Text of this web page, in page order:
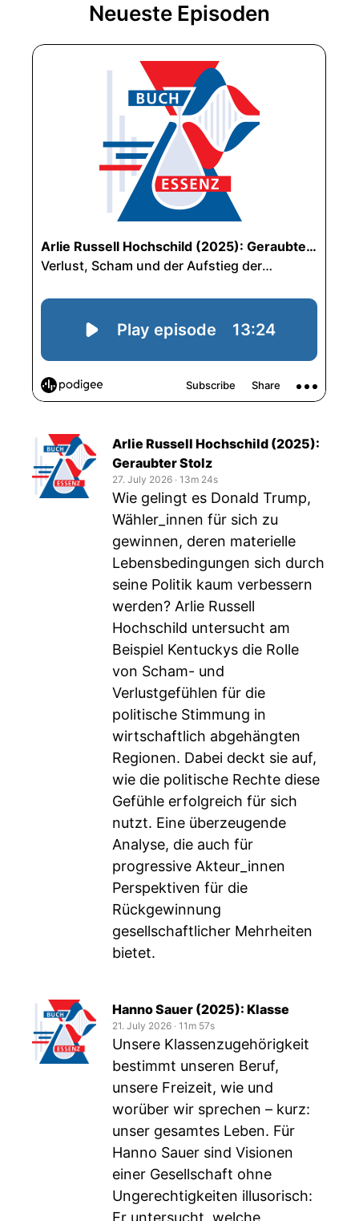
Neueste Episoden
Arlie Russell Hochschild (2025):
Geraubter Stolz
27. July 2026 ‧ 13m 24s
Wie gelingt es Donald Trump,
Wähler_innen für sich zu
gewinnen, deren materielle
Lebensbedingungen sich durch
seine Politik kaum verbessern
werden? Arlie Russell
Hochschild untersucht am
Beispiel Kentuckys die Rolle
von Scham- und
Verlustgefühlen für die
politische Stimmung in
wirtschaftlich abgehängten
Regionen. Dabei deckt sie auf,
wie die politische Rechte diese
Gefühle erfolgreich für sich
nutzt. Eine überzeugende
Analyse, die auch für
progressive Akteur_innen
Perspektiven für die
Rückgewinnung
gesellschaftlicher Mehrheiten
bietet.
Hanno Sauer (2025): Klasse
21. July 2026 ‧ 11m 57s
Unsere Klassenzugehörigkeit
bestimmt unseren Beruf,
unsere Freizeit, wie und
worüber wir sprechen – kurz:
unser gesamtes Leben. Für
Hanno Sauer sind Visionen
einer Gesellschaft ohne
Ungerechtigkeiten illusorisch:
Er untersucht, welche